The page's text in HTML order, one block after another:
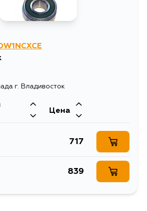
г. Владивосток
Цена
717
839